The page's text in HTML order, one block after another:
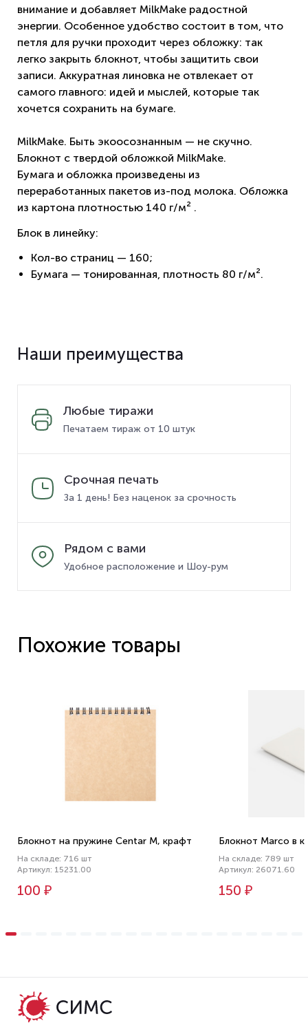
внимание и добавляет MilkMake радостной
энергии. Особенное удобство состоит в том, что
петля для ручки проходит через обложку: так
легко закрыть блокнот, чтобы защитить свои
записи. Аккуратная линовка не отвлекает от
самого главного: идей и мыслей, которые так
хочется сохранить на бумаге.
MilkMake. Быть экоосознанным — не скучно.
Блокнот с твердой обложкой MilkMake.
Бумага и обложка произведены из
переработанных пакетов из-под молока. Обложка
из картона плотностью 140 г/м² .
Блок в линейку:
Кол-во страниц — 160;
Бумага — тонированная, плотность 80 г/м².
Наши преимущества
Любые тиражи
Печатаем тираж от 10 штук
Срочная печать
За 1 день! Без наценок за срочность
Рядом с вами
Удобное расположение и Шоу-рум
Похожие товары
Блокнот на пружине Centar M, крафт
На складе: 716 шт
Артикул: 15231.00
100 ₽
Блокнот Marco в
На складе: 789 шт
Артикул: 26071.60
150 ₽